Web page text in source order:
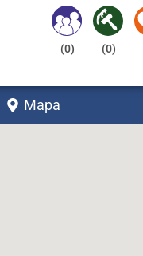
(0) (0)
Mapa